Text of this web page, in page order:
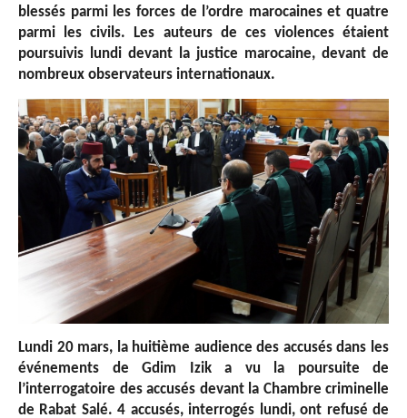
blessés parmi les forces de l’ordre marocaines et quatre
parmi les civils. Les auteurs de ces violences étaient
poursuivis lundi devant la justice marocaine, devant de
nombreux observateurs internationaux.
Lundi 20 mars, la huitième audience des accusés dans les
événements de Gdim Izik
a vu la poursuite de
l’interrogatoire des accusés devant la Chambre criminelle
de Rabat Salé. 4 accusés, interrogés lundi, ont refusé de